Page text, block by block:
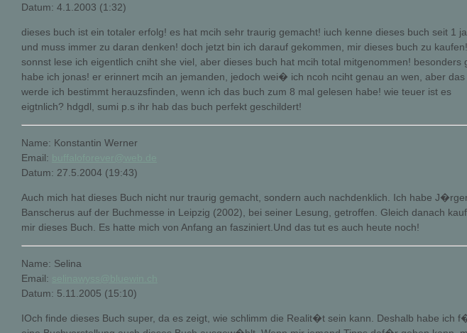
Datum: 4.1.2003 (1:32)
dieses buch ist ein totaler erfolg! es hat mcih sehr traurig gemacht! iuch kenne dieses buch seit 1
und muss immer zu daran denken! doch jetzt bin ich darauf gekommen, mir dieses buch zu kaufen!
sonnst lese ich eigentlich cniht she viel, aber dieses buch hat mcih total mitgenommen! besonders
habe ich jonas! er erinnert mcih an jemanden, jedoch wei� ich ncoh nciht genau an wen, aber das
werde ich bestimmt herauzsfinden, wenn ich das buch zum 8 mal gelesen habe! wie teuer ist es
eigtnlich? hdgdl, sumi p.s ihr hab das buch perfekt geschildert!
Name: Konstantin Werner
Email:
Datum: 27.5.2004 (19:43)
Auch mich hat dieses Buch nicht nur traurig gemacht, sondern auch nachdenklich. Ich habe
Banscherus auf der Buchmesse in Leipzig (2002), bei seiner Lesung, getroffen. Gleich danach
mir dieses Buch. Es hatte mich von Anfang an fasziniert.Und das tut es auch heute noch!
Name: Selina
Email:
Datum: 5.11.2005 (15:10)
IOch finde dieses Buch super, da es zeigt, wie schlimm die Realit�t sein kann. Deshalb habe ich